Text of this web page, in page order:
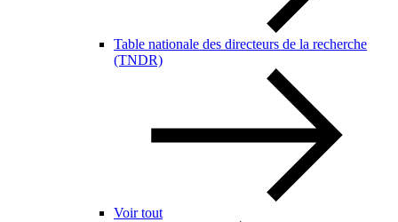
Table nationale des directeurs de la recherche
(TNDR)
Voir tout